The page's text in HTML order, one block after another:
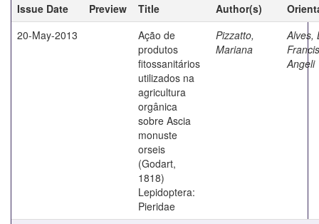
Issue Date
Preview Title Author(s)
20-May-2013
Ação de
produtos
fitossanitários
utilizados na
agricultura
orgânica
sobre Ascia
monuste
orseis
(Godart,
1818)
Lepidoptera:
Pieridae
Pizzatto,
Mariana
Alves,
Angeli